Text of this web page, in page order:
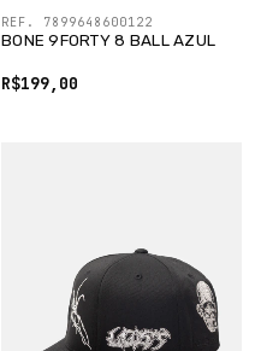
BONE 9FORTY 8 BALL AZUL
R$199,00
REF. 7899648600122